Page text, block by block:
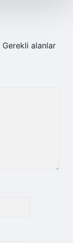
Gerekli alanlar